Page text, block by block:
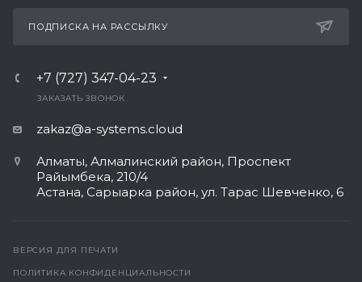
ПОДПИСКА НА РАССЫЛКУ
+7 (727) 347-04-23
ЗАКАЗАТЬ ЗВОНОК
zakaz@a-systems.cloud
Алматы, ​Алмалинский район, Проспект
Райымбека, 210/4
Астана, Сарыарка район, ул. Тарас Шевченко, 6​
ВЕРСИЯ ДЛЯ ПЕЧАТИ
ПОЛИТИКА КОНФИДЕНЦИАЛЬНОСТИ